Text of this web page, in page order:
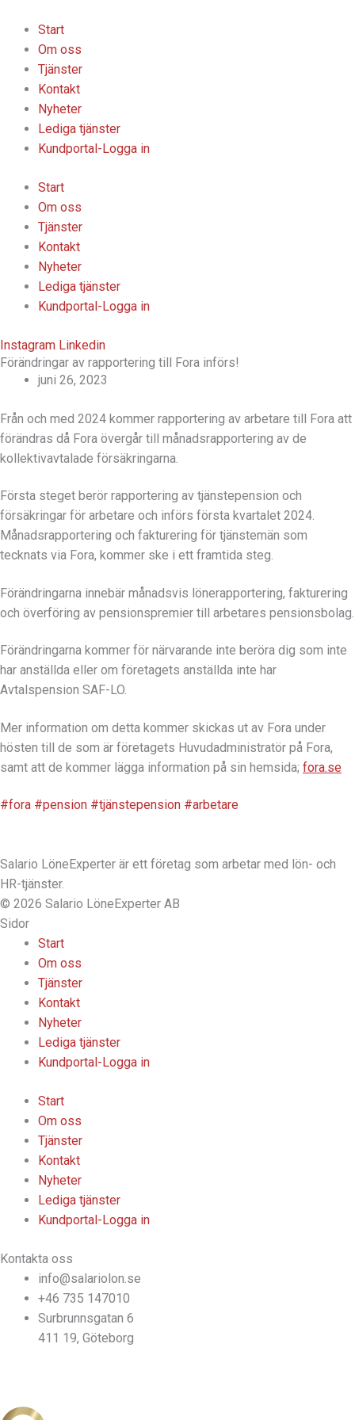
innehåll
Start
Om oss
Tjänster
Kontakt
Nyheter
Lediga tjänster
Kundportal-Logga in
Start
Om oss
Tjänster
Kontakt
Nyheter
Lediga tjänster
Kundportal-Logga in
Instagram Linkedin
Förändringar av rapportering till Fora införs!
juni 26, 2023
Från och med 2024 kommer rapportering av arbetare till Fora att
förändras då Fora övergår till månadsrapportering av de
kollektivavtalade försäkringarna.
Första steget berör rapportering av tjänstepension och
försäkringar för arbetare och införs första kvartalet 2024.
Månadsrapportering och fakturering för tjänstemän som
tecknats via Fora, kommer ske i ett framtida steg.
Förändringarna innebär månadsvis lönerapportering, fakturering
och överföring av pensionspremier till arbetares pensionsbolag.
Förändringarna kommer för närvarande inte beröra dig som inte
har anställda eller om företagets anställda inte har
Avtalspension SAF-LO.
Mer information om detta kommer skickas ut av Fora under
hösten till de som är företagets Huvudadministratör på Fora,
samt att de kommer lägga information på sin hemsida; fora.se
#fora #pension #tjänstepension #arbetare
Salario LöneExperter är ett företag som arbetar med lön- och
HR-tjänster.
© 2026 Salario LöneExperter AB
Sidor
Start
Om oss
Tjänster
Kontakt
Nyheter
Lediga tjänster
Kundportal-Logga in
Start
Om oss
Tjänster
Kontakt
Nyheter
Lediga tjänster
Kundportal-Logga in
Kontakta oss
info@salariolon.se
+46 735 147010
Surbrunnsgatan 6
411 19, Göteborg